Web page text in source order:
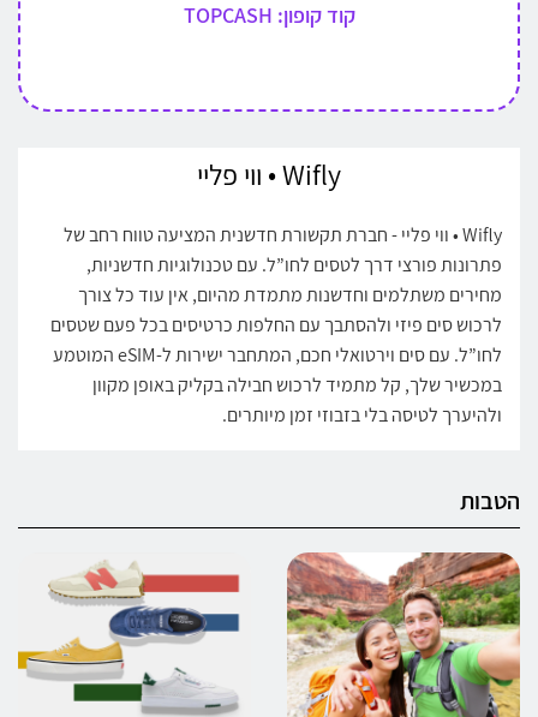
קוד קופון: TOPCASH
Wifly • ווי פליי
Wifly • ווי פליי - חברת תקשורת חדשנית המציעה טווח רחב של
פתרונות פורצי דרך לטסים לחו”ל. עם טכנולוגיות חדשניות,
מחירים משתלמים וחדשנות מתמדת מהיום, אין עוד כל צורך
לרכוש סים פיזי ולהסתבך עם החלפות כרטיסים בכל פעם שטסים
לחו”ל. עם סים וירטואלי חכם, המתחבר ישירות ל-eSIM המוטמע
במכשיר שלך, קל מתמיד לרכוש חבילה בקליק באופן מקוון
ולהיערך לטיסה בלי בזבוזי זמן מיותרים.
הטבות